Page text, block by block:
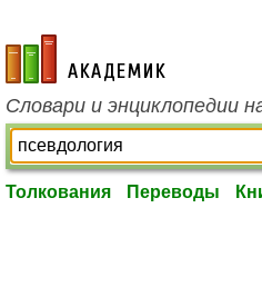
academic.ru
Словари и энциклопедии
Толкования Переводы